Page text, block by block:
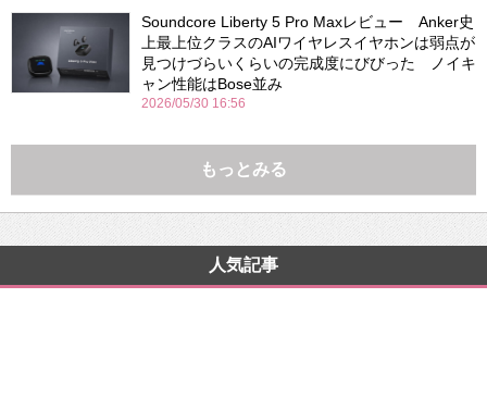
Soundcore Liberty 5 Pro Maxレビュー Anker史
上最上位クラスのAIワイヤレスイヤホンは弱点が
見つけづらいくらいの完成度にびびった ノイキ
ャン性能はBose並み
2026/05/30 16:56
もっとみる
人気記事